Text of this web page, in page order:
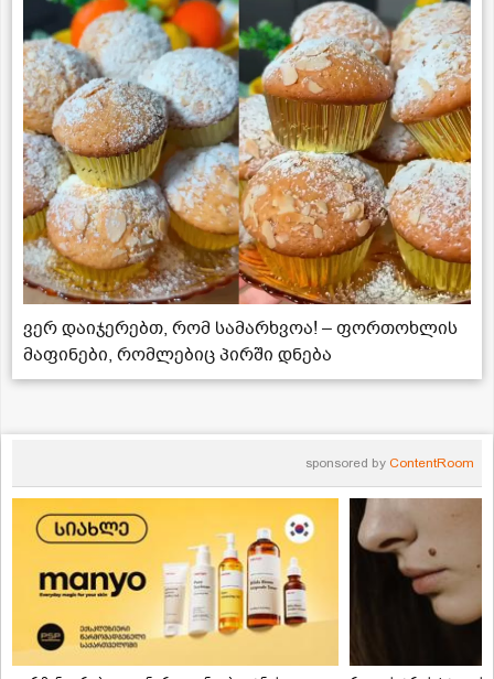
ვერ დაიჯერებთ, რომ სამარხვოა! – ფორთოხლის
მაფინები, რომლებიც პირში დნება
sponsored by ContentRoom